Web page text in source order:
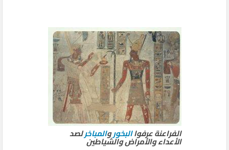
الفراعنة عرفواالبخوروالمباخرلصد
الأعداء والأمراض والشياطين